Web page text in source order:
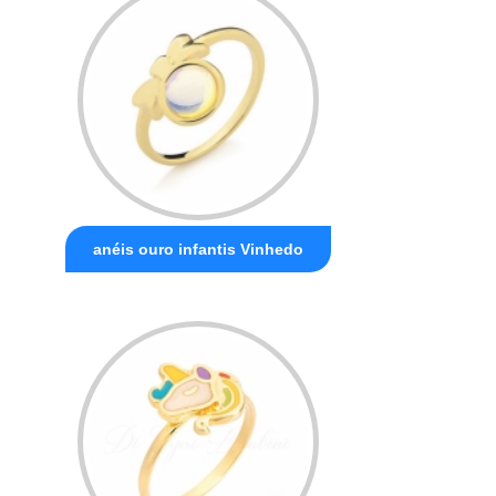
anéis ouro infantis Vinhedo